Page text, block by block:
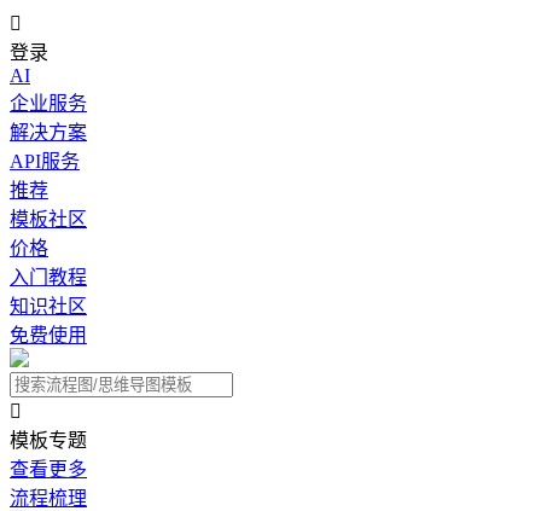

登录
AI
企业服务
解决方案
API服务
推荐
模板社区
价格
入门教程
知识社区
免费使用

模板专题
查看更多
流程梳理